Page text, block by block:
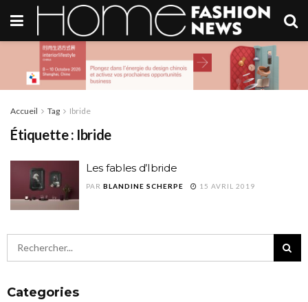
Accueil Tag Ibride
Étiquette : Ibride
Les fables d’Ibride
PAR BLANDINE SCHERPE 15 AVRIL 2019
Categories